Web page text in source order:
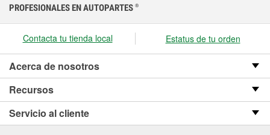
PROFESIONALES EN AUTOPARTES ®
Contacta tu tienda local Estatus de tu orden
Acerca de nosotros
Recursos
Servicio al cliente